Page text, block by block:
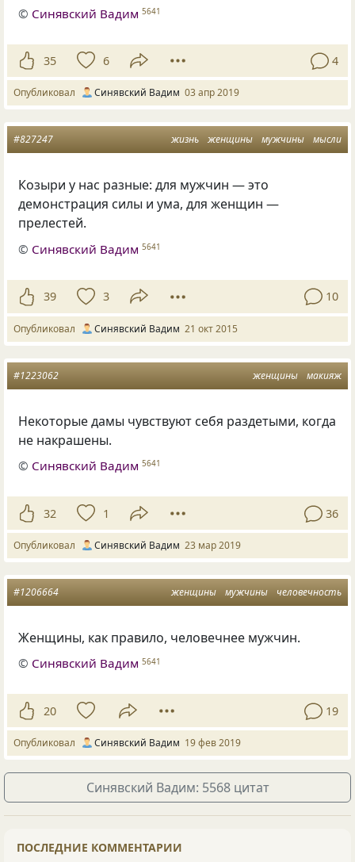
© Синявский Вадим 5641
35 6 4
Опубликовал Синявский Вадим 03 апр 2019
жизнь женщины мужчины мысли
#827247
Козыри у нас разные: для мужчин — это
демонстрация силы и ума, для женщин —
прелестей.
© Синявский Вадим 5641
39 3 10
Опубликовал Синявский Вадим 21 окт 2015
женщины макияж
#1223062
Некоторые дамы чувствуют себя раздетыми, когда
не накрашены.
© Синявский Вадим 5641
32 1 36
Опубликовал Синявский Вадим 23 мар 2019
женщины мужчины человечность
#1206664
Женщины, как правило, человечнее мужчин.
© Синявский Вадим 5641
20 19
Опубликовал Синявский Вадим 19 фев 2019
Синявский Вадим: 5568 цитат
ПОСЛЕДНИЕ КОММЕНТАРИИ